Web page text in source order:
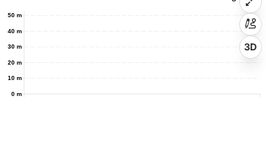
0 m
10 m
20 m
30 m
40 m
50 m
3D